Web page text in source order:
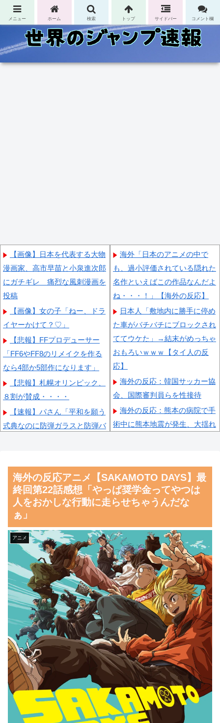
コンテンツへスキップ
【画像】日本を代表する大物
漫画家、高市早苗と小泉進次郎
にガチギレ 痛烈な風刺漫画を
投稿
【画像】女の子「ねー、ドラ
イヤーかけて？♡」
【悲報】FFプロデューサー
「FF6やFF8のリメイクを作る
なら4部か5部作になります」
【悲報】札幌オリンピック、
８割が賛成・・・・
【速報】パさん「平和を願う
式典なのに防弾ガラスと防弾バ
は忘れる
【朗報】齋藤飛鳥、前屈みで
完全に見えてる動画が拡散され
てしまう…
主導…JAXAの衛星「あらせ」
が観測！
舌を絡ませて、唾液交換して
── ちゅっちゅしながらの濃厚
エッ画像♪
海外「日本よ、お前がナンバ
ーワンだ」 熊本地震直後の日
本の対応のスピードに世界が衝
撃
【画像】顔100点、体30点の
女ｗｗｗ
海外「日本のアニメの中で
も、過小評価されている隠れた
名作といえばこの作品なんだよ
ね・・・！」【海外の反応】
日本人「敷地内に勝手に停め
た車がバチバチにブロックされ
ててウケた」→結末がめっちゃ
おもろいｗｗｗ【タイ人の反
応】
海外の反応：韓国サッカー協
会、国際審判員らを性接待
海外の反応：熊本の病院で手
術中に熊本地震が発生、大揺れ
海外「先進国で日本だけパス
ポート所有率が低すぎる、何故
なのか」
韓国人「大韓航空の熊本地震
応をご覧ください・・・」
→「」
韓国人「悲報：FIFA会長にさ
え2002年W杯で韓国が審判を買
収していたと思われていた模
様…（ﾌﾞﾙﾌﾞﾙ」＝韓国の反応
韓国人「日本のサッカー協会
も性接待やってるんじゃないで
すか？」
韓国人「韓国サッカー協会の
審判買収、遂に海外でも話題
に…」→「2002年の栄光まで疑
われる…（ﾌﾞﾙﾌﾞﾙ」＝韓国の
反応
海外の反応アニメ【SAKAMOTO DAYS】最
終回第22話感想「やっぱ奨学金ってやつは
人をおかしな行動に走らせちゃうんだな
ぁ」
アニメ
メニュー ホーム 検索 トップ サイドバー コメント欄